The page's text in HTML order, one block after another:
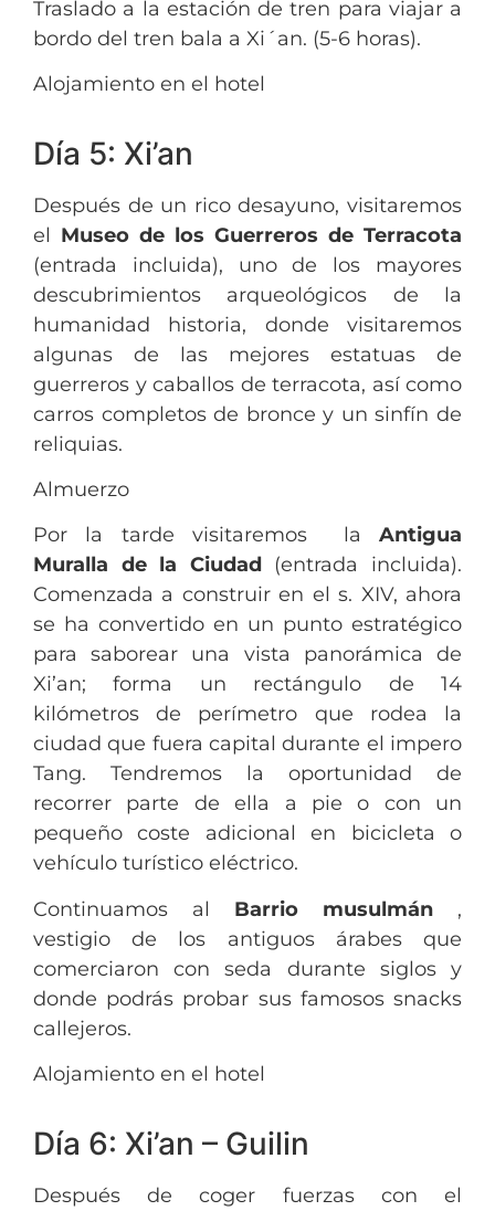
Traslado a la estación de tren para viajar a
bordo del tren bala a Xi´an. (5-6 horas).
Alojamiento en el hotel
Día 5: Xi’an
Después de un rico desayuno, visitaremos
el Museo de los Guerreros de Terracota
(entrada incluida), uno de los mayores
descubrimientos arqueológicos de la
humanidad historia, donde visitaremos
algunas de las mejores estatuas de
guerreros y caballos de terracota, así como
carros completos de bronce y un sinfín de
reliquias.
Almuerzo
Por la tarde visitaremos la Antigua
Muralla de la Ciudad (entrada incluida).
Comenzada a construir en el s. XIV, ahora
se ha convertido en un punto estratégico
para saborear una vista panorámica de
Xi’an; forma un rectángulo de 14
kilómetros de perímetro que rodea la
ciudad que fuera capital durante el impero
Tang. Tendremos la oportunidad de
recorrer parte de ella a pie o con un
pequeño coste adicional en bicicleta o
vehículo turístico eléctrico.
Continuamos al Barrio musulmán ,
vestigio de los antiguos árabes que
comerciaron con seda durante siglos y
donde podrás probar sus famosos snacks
callejeros.
Alojamiento en el hotel
Día 6: Xi’an – Guilin
Después de coger fuerzas con el